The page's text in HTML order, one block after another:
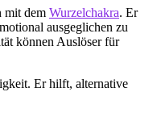
mit dem Wurzelchakra. Er
ausgeglichen zu
können Auslöser für
Er hilft, alternative